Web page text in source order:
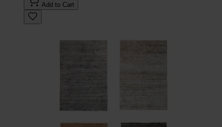
Add to Cart